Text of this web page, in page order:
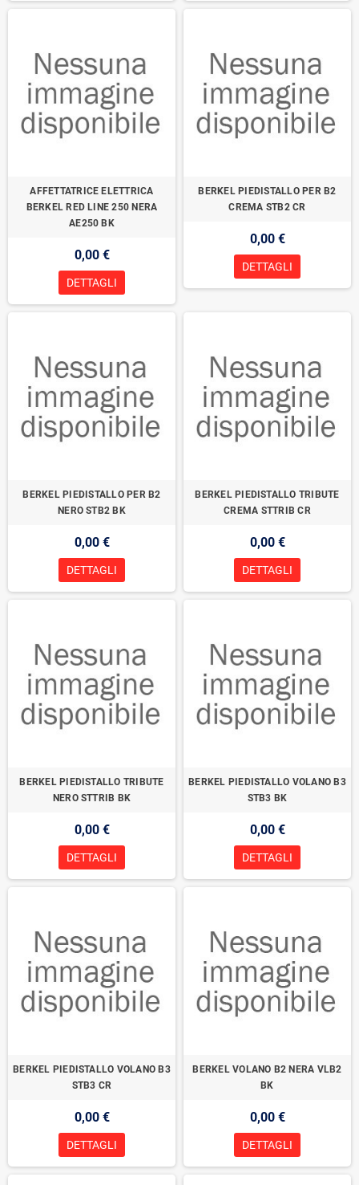
AFFETTATRICE ELETTRICA
BERKEL RED LINE 250 NERA
AE250 BK
0,00 €
DETTAGLI
BERKEL PIEDISTALLO PER B2
CREMA STB2 CR
0,00 €
DETTAGLI
BERKEL PIEDISTALLO PER B2
NERO STB2 BK
0,00 €
DETTAGLI
BERKEL PIEDISTALLO TRIBUTE
CREMA STTRIB CR
0,00 €
DETTAGLI
BERKEL PIEDISTALLO TRIBUTE
NERO STTRIB BK
0,00 €
DETTAGLI
BERKEL PIEDISTALLO VOLANO B3
STB3 BK
0,00 €
DETTAGLI
BERKEL PIEDISTALLO VOLANO B3
STB3 CR
0,00 €
DETTAGLI
BERKEL VOLANO B2 NERA VLB2
BK
0,00 €
DETTAGLI